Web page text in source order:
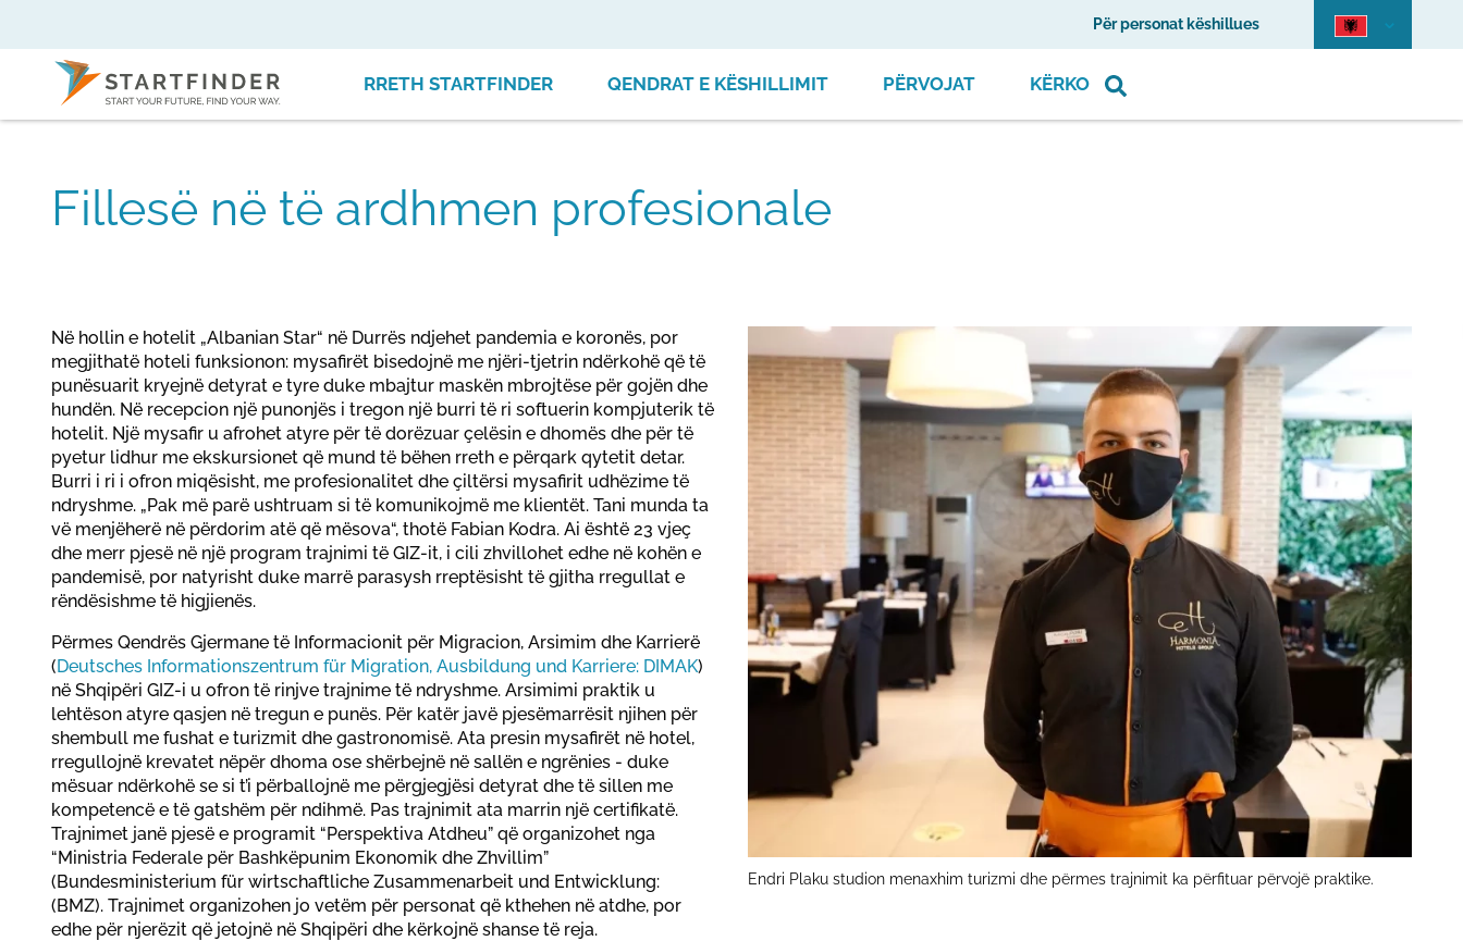
Për personat këshillues
RRETH STARTFINDER QENDRAT E KËSHILLIMIT PËRVOJAT KËRKO
Fillesë në të ardhmen profesionale
Endri Plaku studion menaxhim turizmi dhe përmes trajnimit ka përfituar përvojë praktike.
Në hollin e hotelit „Albanian Star“ në Durrës ndjehet pandemia e koronës, por
megjithatë hoteli funksionon: mysafirët bisedojnë me njëri-tjetrin ndërkohë që të
punësuarit kryejnë detyrat e tyre duke mbajtur maskën mbrojtëse për gojën dhe
hundën. Në recepcion një punonjës i tregon një burri të ri softuerin kompjuterik të
hotelit. Një mysafir u afrohet atyre për të dorëzuar çelësin e dhomës dhe për të
pyetur lidhur me ekskursionet që mund të bëhen rreth e përqark qytetit detar.
Burri i ri i ofron miqësisht, me profesionalitet dhe çiltërsi mysafirit udhëzime të
ndryshme. „Pak më parë ushtruam si të komunikojmë me klientët. Tani munda ta
vë menjëherë në përdorim atë që mësova“, thotë Fabian Kodra. Ai është 23 vjeç
dhe merr pjesë në një program trajnimi të GIZ-it, i cili zhvillohet edhe në kohën e
pandemisë, por natyrisht duke marrë parasysh rreptësisht të gjitha rregullat e
rëndësishme të higjienës.
Përmes Qendrës Gjermane të Informacionit për Migracion, Arsimim dhe Karrierë
(Deutsches Informationszentrum für Migration, Ausbildung und Karriere: DIMAK)
në Shqipëri GIZ-i u ofron të rinjve trajnime të ndryshme. Arsimimi praktik u
lehtëson atyre qasjen në tregun e punës. Për katër javë pjesëmarrësit njihen për
shembull me fushat e turizmit dhe gastronomisë. Ata presin mysafirët në hotel,
rregullojnë krevatet nëpër dhoma ose shërbejnë në sallën e ngrënies - duke
mësuar ndërkohë se si t’i përballojnë me përgjegjësi detyrat dhe të sillen me
kompetencë e të gatshëm për ndihmë. Pas trajnimit ata marrin një certifikatë.
Trajnimet janë pjesë e programit “Perspektiva Atdheu” që organizohet nga
“Ministria Federale për Bashkëpunim Ekonomik dhe Zhvillim”
(Bundesministerium für wirtschaftliche Zusammenarbeit und Entwicklung:
(BMZ). Trajnimet organizohen jo vetëm për personat që kthehen në atdhe, por
edhe për njerëzit që jetojnë në Shqipëri dhe kërkojnë shanse të reja.